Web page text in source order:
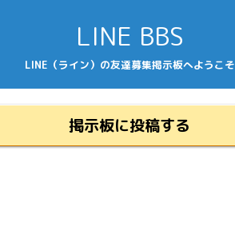
LINE BBS
LINE（ライン）の友達募集掲示板へようこそ
掲示板に投稿する